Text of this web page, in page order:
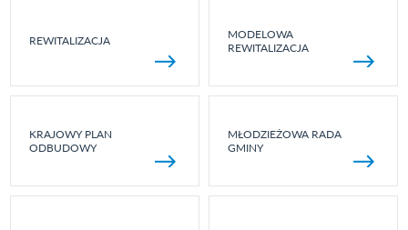
REWITALIZACJA
MODELOWA
REWITALIZACJA
KRAJOWY PLAN
ODBUDOWY
MŁODZIEŻOWA RADA
GMINY